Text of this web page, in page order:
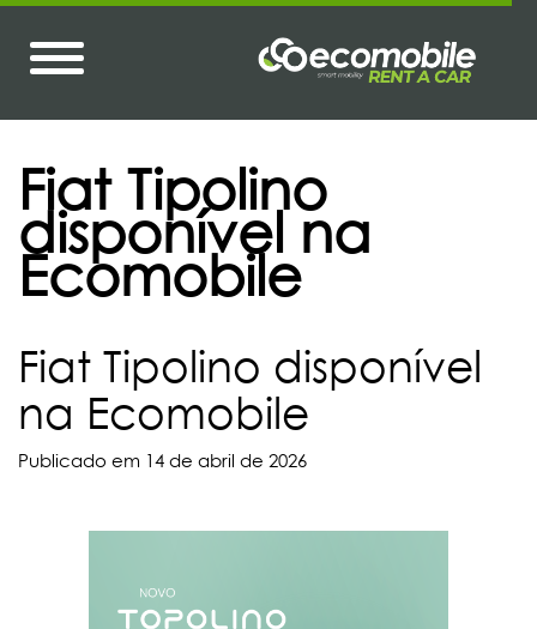
Fiat Tipolino
disponível na
Ecomobile
Fiat Tipolino disponível
na Ecomobile
Publicado em 14 de abril de 2026